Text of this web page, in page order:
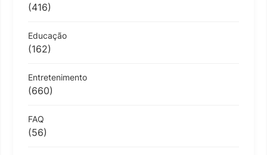
(416)
Educação
(162)
Entretenimento
(660)
FAQ
(56)